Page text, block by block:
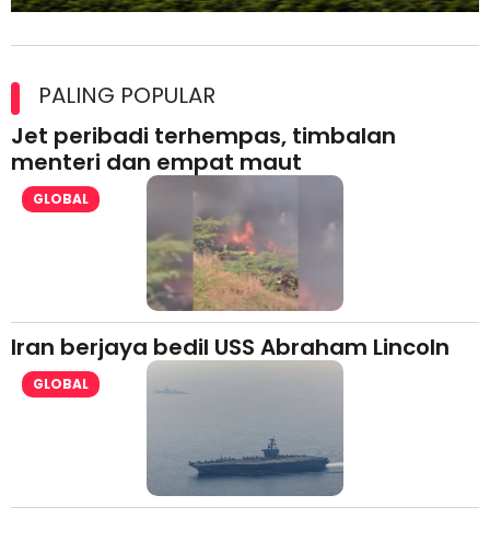
lesen separuh pertama 2026
PALING POPULAR
Jet peribadi terhempas, timbalan
menteri dan empat maut
GLOBAL
Iran berjaya bedil USS Abraham Lincoln
GLOBAL